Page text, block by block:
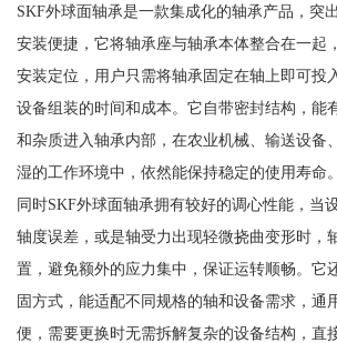
SKF外球面轴承是一款集成化的轴承产品，突
安装便捷，它将轴承座与轴承本体整合在一起
安装定位，用户只需将轴承固定在轴上即可投
设备组装的时间和成本。它自带密封结构，能
和杂质进入轴承内部，在农业机械、输送设备
湿的工作环境中，依然能保持稳定的使用寿命。
同时SKF外球面轴承拥有较好的调心性能，当
轴度误差，或是轴受力出现轻微挠曲变形时，
置，避免额外的应力集中，保证运转顺畅。它
固方式，能适配不同规格的轴和设备需求，通
便，需要更换时无需拆解复杂的设备结构，直